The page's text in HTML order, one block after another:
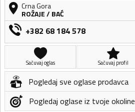
Crna Gora
ROŽAJE/ BAĆ
+382 68 184 578
Sačuvaj oglas Sačuvaj profil
Pogledaj sve oglase prodavca
Pogledaj oglase iz tvoje okoline